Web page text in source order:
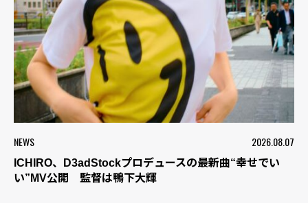
NEWS 2026.08.07
ICHIRO、D3adStockプロデュースの最新曲“幸せでい
い”MV公開 監督は鴨下大輝